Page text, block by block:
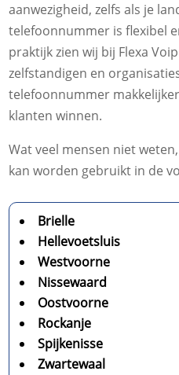
aanwezigheid, zelfs als je
telefoonnummer is flexibel
praktijk zien wij bij Flexa
zelfstandigen en
telefoonnummer
klanten winnen.
Wat veel mensen niet
kan worden gebruikt in de
Brielle
Hellevoetsluis
Westvoorne
Nissewaard
Oostvoorne
Rockanje
Spijkenisse
Zwartewaal